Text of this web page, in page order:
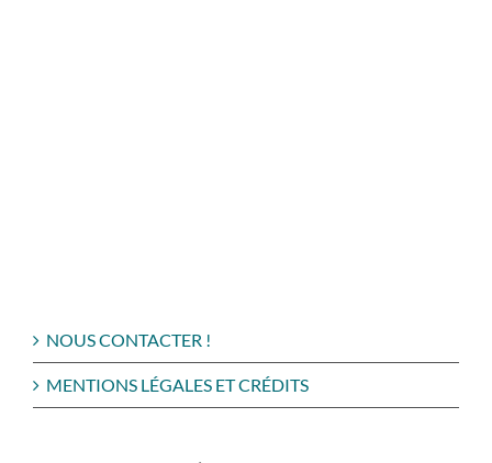
NOUS CONTACTER !
MENTIONS LÉGALES ET CRÉDITS